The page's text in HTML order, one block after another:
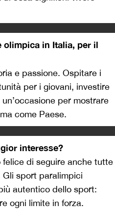
olimpica in Italia, per il
e passione. Ospitare i
per i giovani, investire
per mostrare
come Paese.
interesse?
di seguire anche tutte
sport paralimpici
autentico dello sport:
ogni limite in forza.